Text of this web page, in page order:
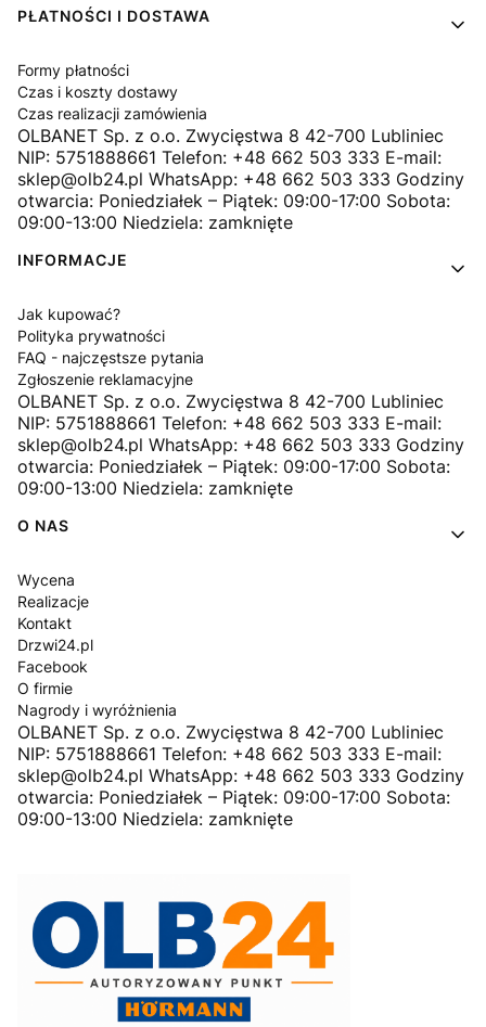
PŁATNOŚCI I DOSTAWA
Formy płatności
Czas i koszty dostawy
Czas realizacji zamówienia
OLBANET Sp. z o.o. Zwycięstwa 8 42-700 Lubliniec
NIP: 5751888661 Telefon: +48 662 503 333 E-mail:
sklep@olb24.pl WhatsApp: +48 662 503 333 Godziny
otwarcia: Poniedziałek – Piątek: 09:00-17:00 Sobota:
09:00-13:00 Niedziela: zamknięte
INFORMACJE
Jak kupować?
Polityka prywatności
FAQ - najczęstsze pytania
Zgłoszenie reklamacyjne
OLBANET Sp. z o.o. Zwycięstwa 8 42-700 Lubliniec
NIP: 5751888661 Telefon: +48 662 503 333 E-mail:
sklep@olb24.pl WhatsApp: +48 662 503 333 Godziny
otwarcia: Poniedziałek – Piątek: 09:00-17:00 Sobota:
09:00-13:00 Niedziela: zamknięte
O NAS
Wycena
Realizacje
Kontakt
Drzwi24.pl
Facebook
O firmie
Nagrody i wyróżnienia
OLBANET Sp. z o.o. Zwycięstwa 8 42-700 Lubliniec
NIP: 5751888661 Telefon: +48 662 503 333 E-mail:
sklep@olb24.pl WhatsApp: +48 662 503 333 Godziny
otwarcia: Poniedziałek – Piątek: 09:00-17:00 Sobota:
09:00-13:00 Niedziela: zamknięte